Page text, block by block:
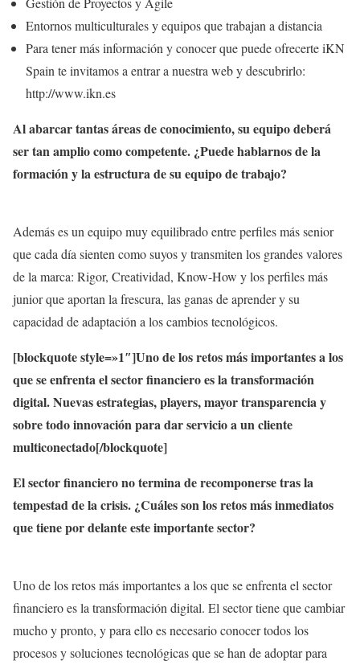
Entornos multiculturales y equipos que trabajan a distancia
Para tener más información y conocer que puede ofrecerte iKN
Spain te invitamos a entrar a nuestra web y descubrirlo:
http://www.ikn.es
Al abarcar tantas áreas de conocimiento, su equipo deberá
ser tan amplio como competente. ¿Puede hablarnos de la
formación y la estructura de su equipo de trabajo?
Además es un equipo muy equilibrado entre perfiles más senior
que cada día sienten como suyos y transmiten los grandes valores
de la marca: Rigor, Creatividad, Know-How y los perfiles más
junior que aportan la frescura, las ganas de aprender y su
capacidad de adaptación a los cambios tecnológicos.
[blockquote style=»1″]Uno de los retos más importantes a los
que se enfrenta el sector financiero es la transformación
digital. Nuevas estrategias, players, mayor transparencia y
sobre todo innovación para dar servicio a un cliente
multiconectado[/blockquote]
El sector financiero no termina de recomponerse tras la
tempestad de la crisis. ¿Cuáles son los retos más inmediatos
que tiene por delante este importante sector?
Uno de los retos más importantes a los que se enfrenta el sector
financiero es la transformación digital. El sector tiene que cambiar
mucho y pronto, y para ello es necesario conocer todos los
procesos y soluciones tecnológicas que se han de adoptar para